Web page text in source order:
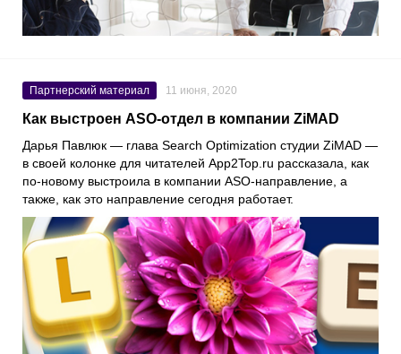
Партнерский материал 11 июня, 2020
Как выстроен ASO-отдел в компании ZiMAD
Дарья Павлюк — глава Search Optimization студии ZiMAD —
в своей колонке для читателей App2Top.ru рассказала, как
по-новому выстроила в компании ASO-направление, а
также, как это направление сегодня работает.